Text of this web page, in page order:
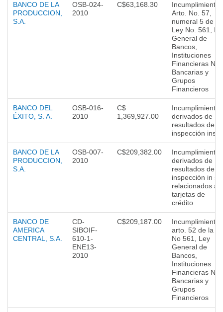
BANCO DE LA
PRODUCCION,
S.A.
OSB-024-
2010
C$63,168.30
Incumplimiento
Arto. No. 57,
numeral 5 de la
Ley No. 561,
General de
Bancos,
Instituciones
Financieras No
Bancarias y
Grupos
Financieros
BANCO DEL
ÉXITO, S. A.
OSB-016-
2010
C$
1,369,927.00
Incumplimientos
derivados de
resultados de
inspección insitu
BANCO DE LA
PRODUCCION,
S.A.
OSB-007-
2010
C$209,382.00
Incumplimientos
derivados de
resultados de
inspección in
relacionados a
tarjetas de
crédito
BANCO DE
AMERICA
CENTRAL, S.A.
CD-
SIBOIF-
610-1-
ENE13-
2010
C$209,187.00
Incumplimiento
arto. 52 de la
No 561, Ley
General de
Bancos,
Instituciones
Financieras No
Bancarias y
Grupos
Financieros